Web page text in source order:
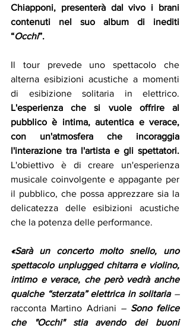
Chiapponi, presenterà dal vivo i brani
contenuti nel suo album di inediti
“Occhi”.
Il tour prevede uno spettacolo che
alterna esibizioni acustiche a momenti
L'esperienza che si vuole offrire al
pubblico è intima, autentica e verace,
con un'atmosfera che incoraggia
L'obiettivo è di creare un'esperienza
musicale coinvolgente e appagante per
il pubblico, che possa apprezzare sia la
delicatezza delle esibizioni acustiche
che la potenza delle performance.
«Sarà un concerto molto snello, uno
spettacolo unplugged chitarra e violino,
intimo e verace, che però vedrà anche
qualche “sterzata” elettrica in solitaria
–
racconta Martino Adriani – Sono felice
che "Occhi" stia avendo dei buoni